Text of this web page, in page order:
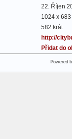
22. Říjen
1024 x
582 krát
http://
Přidat do
Powered